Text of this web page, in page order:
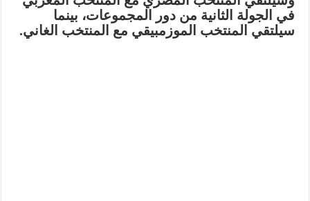
في الجولة الثانية من دور المجموعات، بينما
سيلتقي المنتخب الموزمبيقي مع المنتخب الغاني.